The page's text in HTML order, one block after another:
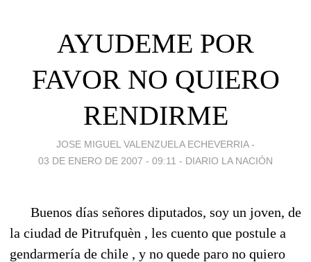
AYUDEME POR
FAVOR NO QUIERO
RENDIRME
JOSE MIGUEL VALENZUELA ECHEVERRIA -
03 DE ENERO DE 2007 - 09:11 - DIARIO LA NACIÓN
Buenos días señores diputados, soy un joven, de
la ciudad de Pitrufquèn , les cuento que postule a
gendarmería de chile , y no quede paro no quiero